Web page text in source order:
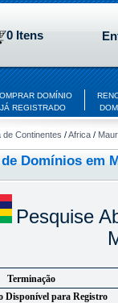
0 Itens
DOMÍNIO
JÁ REGISTRADO
de Continentes /Africa /
Domínios em
Pesquise
Terminação
Disponível para Registro